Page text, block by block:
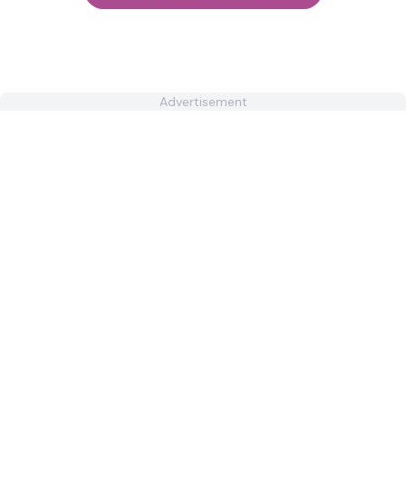
Advertisement